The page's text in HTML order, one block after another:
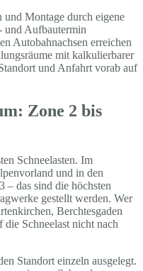
Montage durch eigene
und Aufbautermin
Autobahnachsen erreichen
mit kalkulierbarer
und Anfahrt vorab auf
Zone 2 bis
Schneelasten. Im
und in den
– das sind die höchsten
gestellt werden. Wer
Berchtesgaden
Schneelast nicht nach
Standort einzeln ausgelegt.